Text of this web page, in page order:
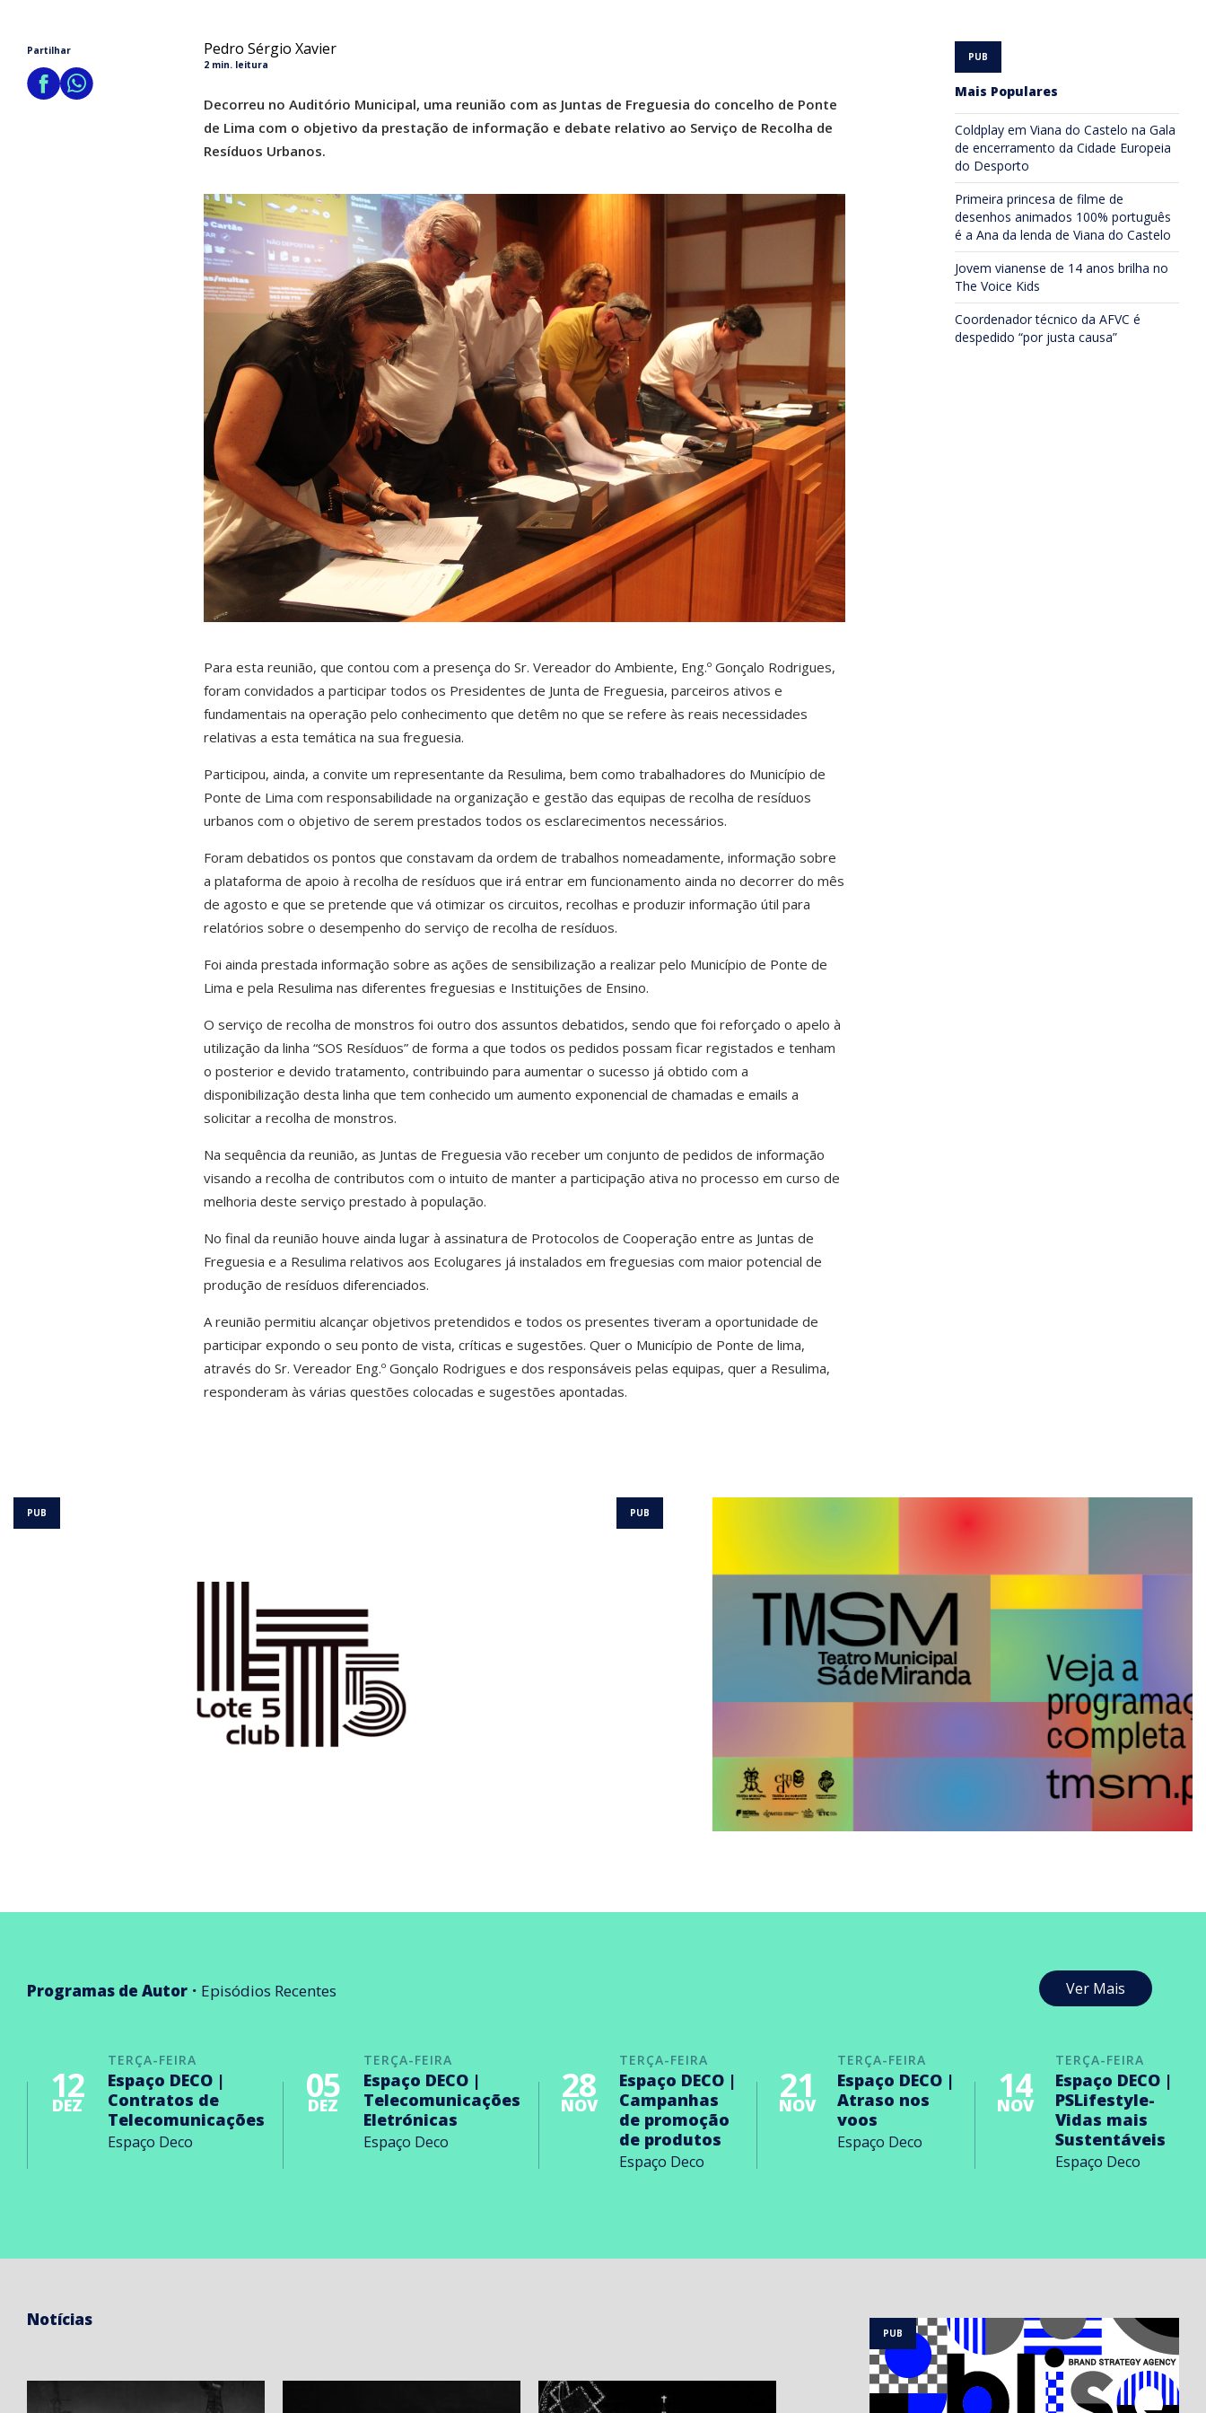
Partilhar Pedro Sérgio Xavier
2 min. leitura
Decorreu no Auditório Municipal, uma reunião com as Juntas de Freguesia do concelho de Ponte
de Lima com o objetivo da prestação de informação e debate relativo ao Serviço de Recolha de
Resíduos Urbanos.
Para esta reunião, que contou com a presença do Sr. Vereador do Ambiente, Eng.º Gonçalo Rodrigues,
foram convidados a participar todos os Presidentes de Junta de Freguesia, parceiros ativos e
fundamentais na operação pelo conhecimento que detêm no que se refere às reais necessidades
relativas a esta temática na sua freguesia.
Participou, ainda, a convite um representante da Resulima, bem como trabalhadores do Município de
Ponte de Lima com responsabilidade na organização e gestão das equipas de recolha de resíduos
urbanos com o objetivo de serem prestados todos os esclarecimentos necessários.
Foram debatidos os pontos que constavam da ordem de trabalhos nomeadamente, informação sobre
a plataforma de apoio à recolha de resíduos que irá entrar em funcionamento ainda no decorrer do mês
de agosto e que se pretende que vá otimizar os circuitos, recolhas e produzir informação útil para
relatórios sobre o desempenho do serviço de recolha de resíduos.
Foi ainda prestada informação sobre as ações de sensibilização a realizar pelo Município de Ponte de
Lima e pela Resulima nas diferentes freguesias e Instituições de Ensino.
O serviço de recolha de monstros foi outro dos assuntos debatidos, sendo que foi reforçado o apelo à
utilização da linha “SOS Resíduos” de forma a que todos os pedidos possam ficar registados e tenham
o posterior e devido tratamento, contribuindo para aumentar o sucesso já obtido com a
disponibilização desta linha que tem conhecido um aumento exponencial de chamadas e emails a
solicitar a recolha de monstros.
Na sequência da reunião, as Juntas de Freguesia vão receber um conjunto de pedidos de informação
visando a recolha de contributos com o intuito de manter a participação ativa no processo em curso de
melhoria deste serviço prestado à população.
No final da reunião houve ainda lugar à assinatura de Protocolos de Cooperação entre as Juntas de
Freguesia e a Resulima relativos aos Ecolugares já instalados em freguesias com maior potencial de
produção de resíduos diferenciados.
A reunião permitiu alcançar objetivos pretendidos e todos os presentes tiveram a oportunidade de
participar expondo o seu ponto de vista, críticas e sugestões. Quer o Município de Ponte de lima,
através do Sr. Vereador Eng.º Gonçalo Rodrigues e dos responsáveis pelas equipas, quer a Resulima,
responderam às várias questões colocadas e sugestões apontadas.
Mais Populares
Coldplay em Viana do Castelo na Gala
de encerramento da Cidade Europeia
do Desporto
Primeira princesa de filme de
desenhos animados 100% português
é a Ana da lenda de Viana do Castelo
Jovem vianense de 14 anos brilha no
The Voice Kids
Coordenador técnico da AFVC é
despedido “por justa causa”
Programas de Autor Episódios Recentes Ver Mais
TERÇA-FEIRA
12
DEZ
Espaço DECO |
Contratos de
Telecomunicações
Espaço Deco
TERÇA-FEIRA
05
DEZ
Espaço DECO |
Telecomunicações
Eletrónicas
Espaço Deco
TERÇA-FEIRA
28
NOV
Espaço DECO |
Campanhas
de promoção
de produtos
Espaço Deco
TERÇA-FEIRA
21
NOV
Espaço DECO |
Atraso nos
voos
Espaço Deco
TERÇA-FEIRA
14
NOV
Espaço DECO |
PSLifestyle-
Vidas mais
Sustentáveis
Espaço Deco
Notícias